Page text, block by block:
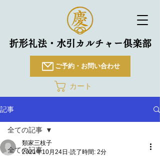
折形礼法・水引カルチャー倶楽部
ご予約・お問い合わせ
カート
記事
全ての記事
全ての記事
類家三枝子
2021年10月24日 読了時間: 2分